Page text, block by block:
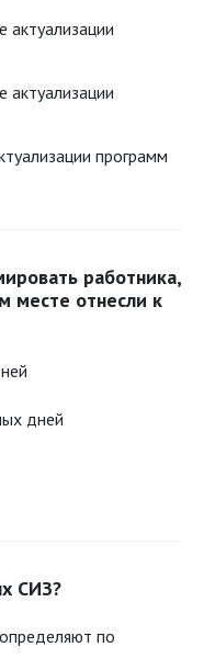
актуализации
актуализации
программ
работника,
месте отнесли к
дней
СИЗ?
по